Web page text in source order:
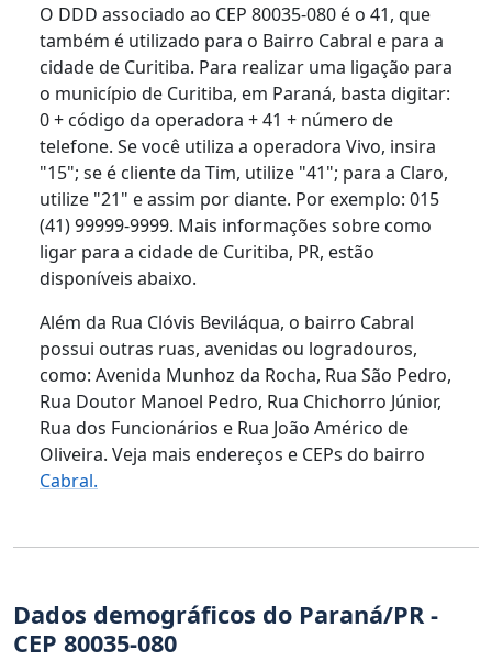
O DDD associado ao CEP 80035-080 é o 41, que
também é utilizado para o Bairro Cabral e para a
cidade de Curitiba. Para realizar uma ligação para
o município de Curitiba, em Paraná, basta digitar:
0 + código da operadora + 41 + número de
telefone. Se você utiliza a operadora Vivo, insira
"15"; se é cliente da Tim, utilize "41"; para a Claro,
utilize "21" e assim por diante. Por exemplo: 015
(41) 99999-9999. Mais informações sobre como
ligar para a cidade de Curitiba, PR, estão
disponíveis abaixo.
Além da Rua Clóvis Beviláqua, o bairro Cabral
possui outras ruas, avenidas ou logradouros,
como: Avenida Munhoz da Rocha, Rua São Pedro,
Rua Doutor Manoel Pedro, Rua Chichorro Júnior,
Rua dos Funcionários e Rua João Américo de
Oliveira. Veja mais endereços e CEPs do bairro
Cabral.
Dados demográficos do Paraná/PR -
CEP 80035-080